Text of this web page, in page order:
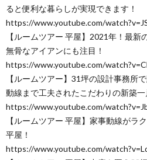
ると便利な暮らしが実現できます！
https://www.youtube.com/
【ルームツアー 平屋】2021年！最
無骨なアイアンにも注目！
https://www.youtube.com/
【ルームツアー】31坪の設計事務所
動線まで工夫されたこだわりの新築
https://www.youtube.com/
【ルームツアー 平屋】家事動線がラ
平屋！
https://www.youtube.com/